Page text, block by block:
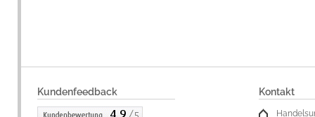
Kundenfeedback Kontakt